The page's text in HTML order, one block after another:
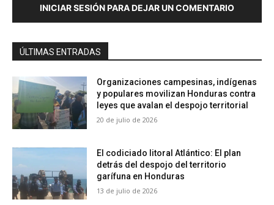
INICIAR SESIÓN PARA DEJAR UN COMENTARIO
ÚLTIMAS ENTRADAS
Organizaciones campesinas, indígenas
y populares movilizan Honduras contra
leyes que avalan el despojo territorial
20 de julio de 2026
El codiciado litoral Atlántico: El plan
detrás del despojo del territorio
garífuna en Honduras
13 de julio de 2026